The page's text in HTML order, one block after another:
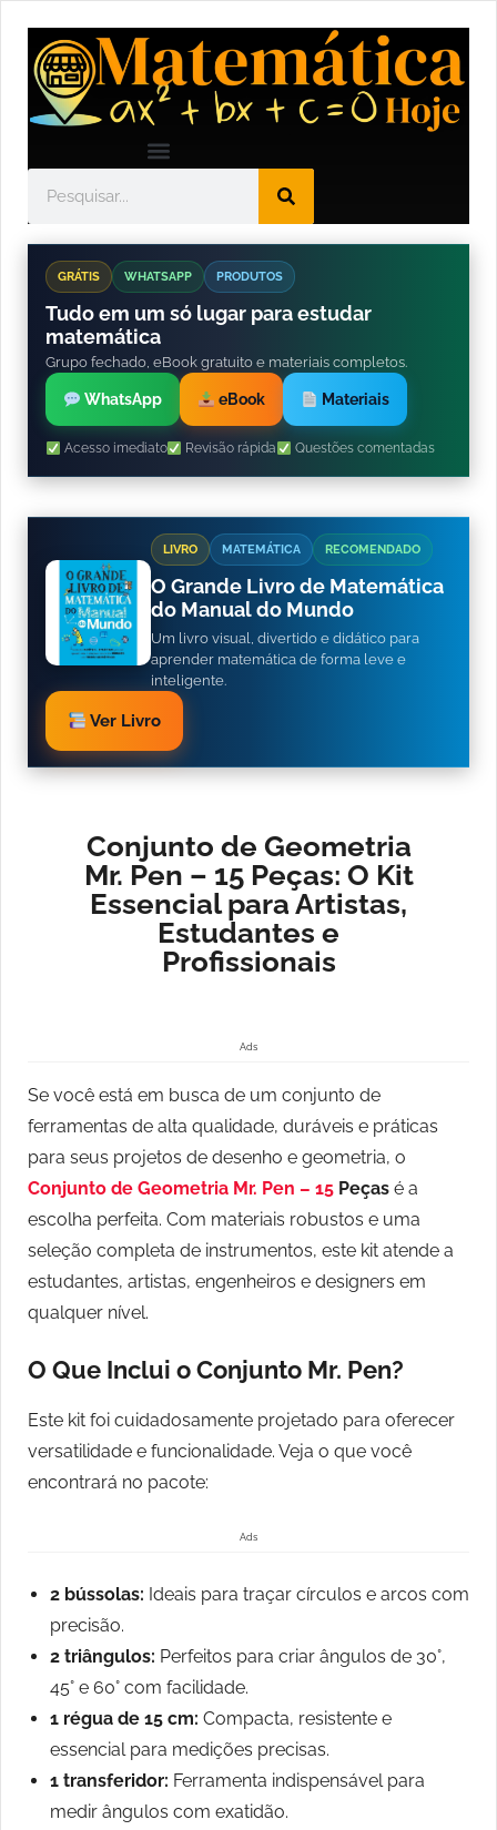
GRÁTIS WHATSAPP PRODUTOS
Tudo em um só lugar para estudar
matemática
Grupo fechado, eBook gratuito e materiais completos.
WhatsApp eBook Materiais
Acesso imediato Revisão rápida Questões comentadas
LIVRO MATEMÁTICA RECOMENDADO
O Grande Livro de Matemática
do Manual do Mundo
Um livro visual, divertido e didático para
aprender matemática de forma leve e
inteligente.
Ver Livro
Conjunto de Geometria
Mr. Pen – 15 Peças: O Kit
Essencial para Artistas,
Estudantes e
Profissionais
Ads
Se você está em busca de um conjunto de
ferramentas de alta qualidade, duráveis e práticas
para seus projetos de desenho e geometria, o
Conjunto de Geometria Mr. Pen – 15 Peças é a
escolha perfeita. Com materiais robustos e uma
seleção completa de instrumentos, este kit atende a
estudantes, artistas, engenheiros e designers em
qualquer nível.
O Que Inclui o Conjunto Mr. Pen?
Este kit foi cuidadosamente projetado para oferecer
versatilidade e funcionalidade. Veja o que você
encontrará no pacote:
Ads
2 bússolas: Ideais para traçar círculos e arcos com
precisão.
2 triângulos: Perfeitos para criar ângulos de 30°,
45° e 60° com facilidade.
1 régua de 15 cm: Compacta, resistente e
essencial para medições precisas.
1 transferidor: Ferramenta indispensável para
medir ângulos com exatidão.